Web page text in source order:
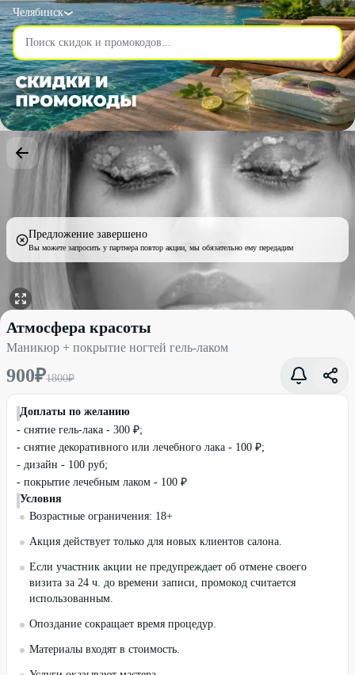
Челябинск
Предложение завершено
Вы можете запросить у партнера повтор акции, мы обязательно ему передадим
Маникюр + покрытие ногтей гель-лаком со скидкой 50% -
Атмосфера красоты
Маникюр + покрытие ногтей гель-лаком
900₽1800₽
Доплаты по желанию
- снятие гель-лака - 300 ₽;
- снятие декоративного или лечебного лака - 100 ₽;
- дизайн - 100 руб;
- покрытие лечебным лаком - 100 ₽
Условия
Возрастные ограничения: 18+
Акция действует только для новых клиентов салона.
Если участник акции не предупреждает об отмене своего
визита за 24 ч. до времени записи, промокод считается
использованным.
Опоздание сокращает время процедур.
Материалы входят в стоимость.